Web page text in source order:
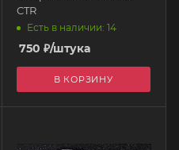
CTR
Есть в наличии: 14
750 ₽/штука
В КОРЗИНУ